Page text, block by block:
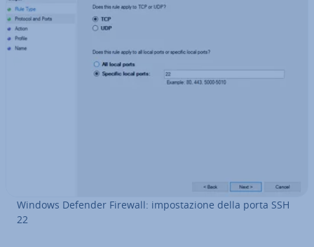
Windows Defender Firewall: im­po­sta­zio­ne della porta SSH
22